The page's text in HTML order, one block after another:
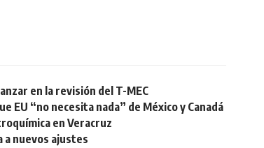
en la revisión del T-MEC
EU “no necesita nada” de México y Canadá
en Veracruz
a nuevos ajustes